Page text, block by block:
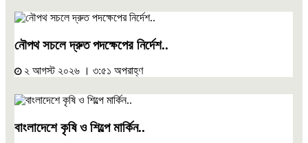
নৌপথ সচলে দ্রুত পদক্ষেপের নির্দেশ..
২ আগস্ট ২০২৬ । ৩:৫১ অপরাহ্ণ
বাংলাদেশে কৃষি ও শিল্পে মার্কিন..